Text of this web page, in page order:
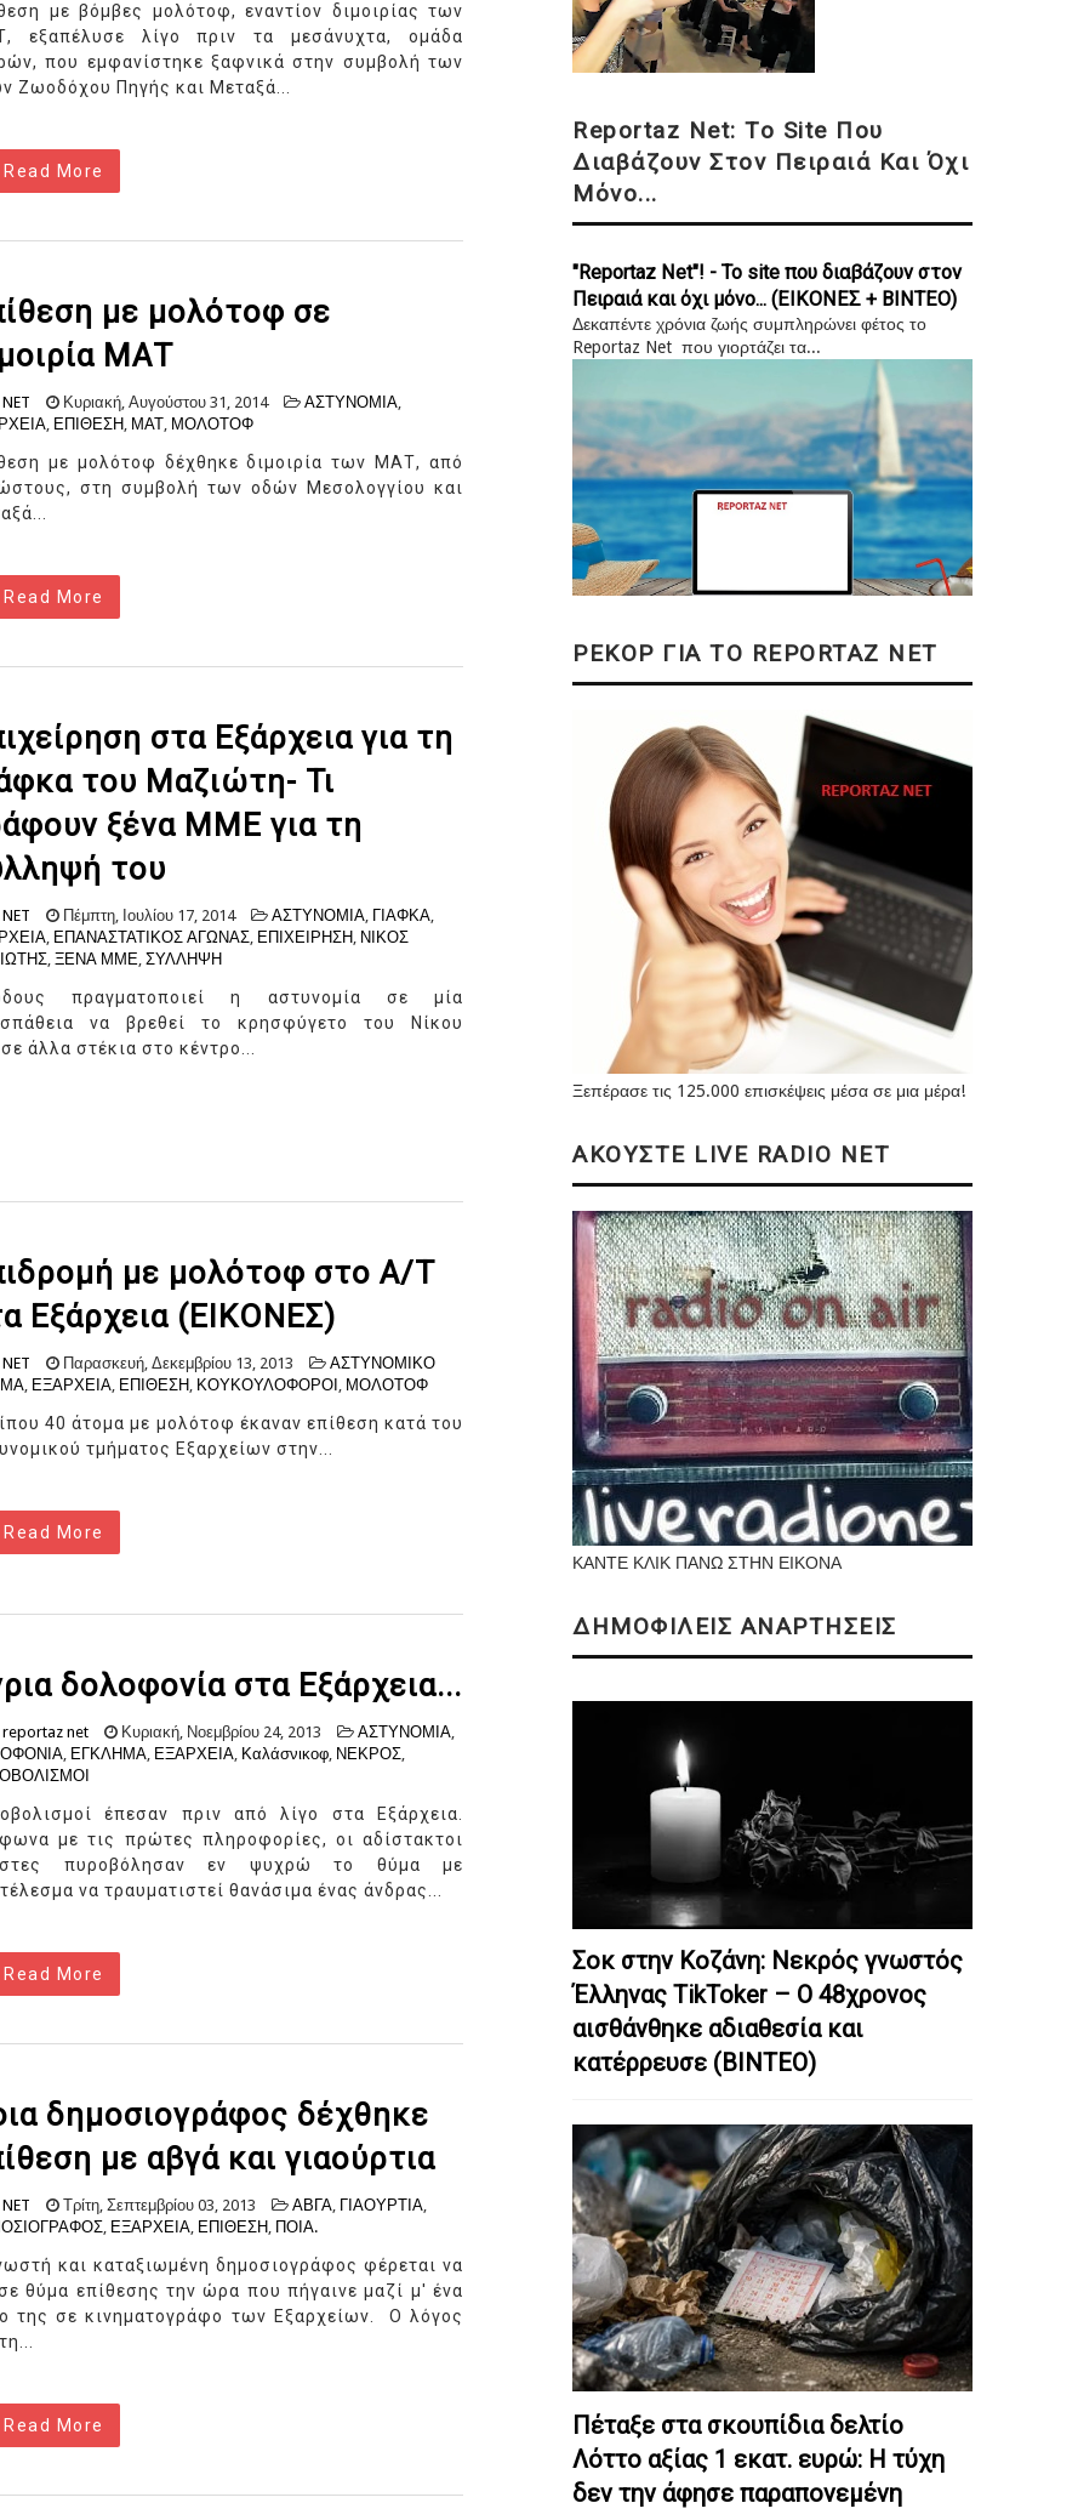
με βόμβες μολότοφ, εναντίον διμοιρίας των
εξαπέλυσε λίγο πριν τα μεσάνυχτα, ομάδα
που εμφανίστηκε ξαφνικά στην συμβολή των
Ζωοδόχου Πηγής και Μεταξά...
Read More
με μολότοφ σε
ΜΑΤ
NET Κυριακή, Αυγούστου 31, 2014 ΑΣΤΥΝΟΜΙΑ,
, ΕΠΙΘΕΣΗ, ΜΑΤ, ΜΟΛΟΤΟΦ
με μολότοφ δέχθηκε διμοιρία των ΜΑΤ, από
στη συμβολή των οδών Μεσολογγίου και
Read More
στα Εξάρχεια για τη
του Μαζιώτη- Τι
ξένα ΜΜΕ για τη
του
NET Πέμπτη, Ιουλίου 17, 2014 ΑΣΤΥΝΟΜΙΑ, ΓΙΑΦΚΑ,
, ΕΠΑΝΑΣΤΑΤΙΚΟΣ ΑΓΩΝΑΣ, ΕΠΙΧΕΙΡΗΣΗ, ΝΙΚΟΣ
, ΞΕΝΑ ΜΜΕ, ΣΥΛΛΗΨΗ
πραγματοποιεί η αστυνομία σε μία
να βρεθεί το κρησφύγετο του Νίκου
άλλα στέκια στο κέντρο...
με μολότοφ στο A/T
Εξάρχεια (ΕΙΚΟΝΕΣ)
NET Παρασκευή, Δεκεμβρίου 13, 2013
ΑΣΤΥΝΟΜΙΚΟ
, ΕΞΑΡΧΕΙΑ, ΕΠΙΘΕΣΗ, ΚΟΥΚΟΥΛΟΦΟΡΟΙ , ΜΟΛΟΤΟΦ
40 άτομα με μολότοφ έκαναν επίθεση κατά του
τμήματος Εξαρχείων στην...
Read More
δολοφονία στα Εξάρχεια...
reportaz net Κυριακή, Νοεμβρίου 24, 2013 ΑΣΤΥΝΟΜΙΑ,
, ΕΓΚΛΗΜΑ, ΕΞΑΡΧΕΙΑ, Καλάσνικοφ, ΝΕΚΡΟΣ,
έπεσαν πριν από λίγο στα Εξάρχεια.
με τις πρώτες πληροφορίες, οι αδίστακτοι
πυροβόλησαν εν ψυχρώ το θύμα με
να τραυματιστεί θανάσιμα ένας άνδρας...
Read More
δημοσιογράφος δέχθηκε
με αβγά και γιαούρτια
NET Τρίτη, Σεπτεμβρίου 03, 2013 ΑΒΓΑ, ΓΙΑΟΥΡΤΙΑ,
, ΕΞΑΡΧΕΙΑ, ΕΠΙΘΕΣΗ, ΠΟΙΑ.
και καταξιωμένη δημοσιογράφος φέρεται να
θύμα επίθεσης την ώρα που πήγαινε μαζί μ' ένα
της σε κινηματογράφο των Εξαρχείων. Ο λόγος
Read More
Reportaz Net: Το Site Που
Διαβάζουν Στον Πειραιά Και Όχι
Μόνο...
"Reportaz Net"! - Το site που διαβάζουν στον
Πειραιά και όχι μόνο... (ΕΙΚΟΝΕΣ + ΒΙΝΤΕΟ)
Δεκαπέντε χρόνια ζωής συμπληρώνει φέτος το
Reportaz Net που γιορτάζει τα...
ΡΕΚΟΡ ΓΙΑ ΤΟ REPORTAZ NET
Ξεπέρασε τις 125.000 επισκέψεις μέσα σε μια μέρα!
ΑΚΟΥΣΤΕ LIVE RADIO NET
ΚΑΝΤΕ ΚΛΙΚ ΠΑΝΩ ΣΤΗΝ ΕΙΚΟΝΑ
ΔΗΜΟΦΙΛΕΙΣ ΑΝΑΡΤΗΣΕΙΣ
Σοκ στην Κοζάνη: Nεκρός γνωστός
Έλληνας TikToker – Ο 48χρονος
αισθάνθηκε αδιαθεσία και
κατέρρευσε (ΒΙΝΤΕΟ)
Πέταξε στα σκουπίδια δελτίο
Λόττο αξίας 1 εκατ. ευρώ: Η τύχη
δεν την άφησε παραπονεμένη